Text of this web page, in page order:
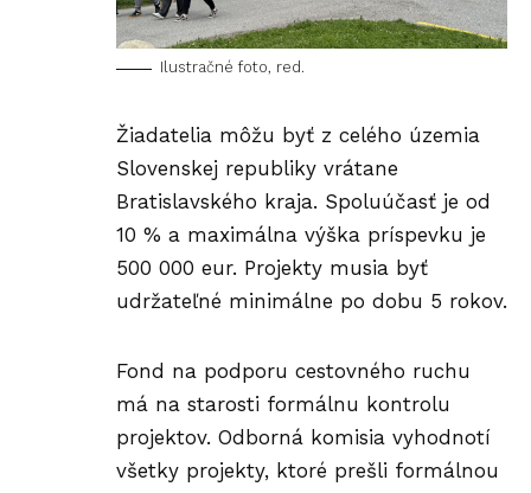
Ilustračné foto, red.
Žiadatelia môžu byť z celého územia
Slovenskej republiky vrátane
Bratislavského kraja. Spoluúčasť je od
10 % a maximálna výška príspevku je
500 000 eur. Projekty musia byť
udržateľné minimálne po dobu 5 rokov.
Fond na podporu cestovného ruchu
má na starosti formálnu kontrolu
projektov. Odborná komisia vyhodnotí
všetky projekty, ktoré prešli formálnou